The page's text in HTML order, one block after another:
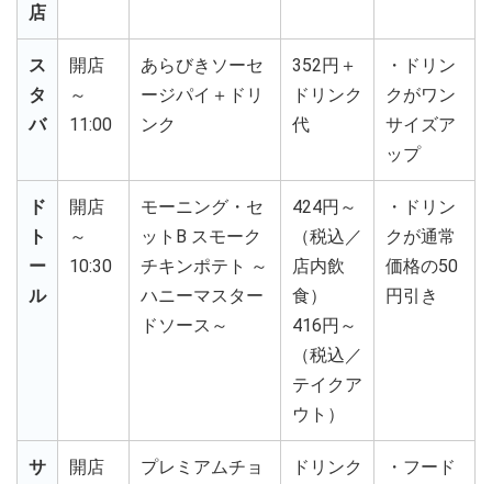
店
ス
タ
バ
開店
～
11:00
あらびきソーセ
ージパイ＋ドリ
ンク
352円＋
ドリンク
代
・ドリン
クがワン
サイズア
ップ
ド
ト
ー
ル
開店
～
10:30
モーニング・セ
ットB スモーク
チキンポテト ～
ハニーマスター
ドソース～
424円～
（税込／
店内飲
食）
416円～
（税込／
テイクア
ウト）
・ドリン
クが通常
価格の50
円引き
サ
開店
プレミアムチョ
ドリンク
・フード